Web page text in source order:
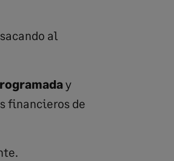
al
y
financieros de